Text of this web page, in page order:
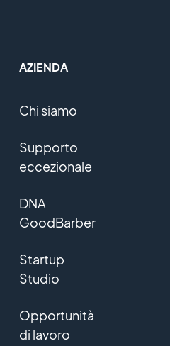
AZIENDA
Chi siamo
Supporto
eccezionale
DNA
GoodBarber
Startup
Studio
Opportunità
di lavoro